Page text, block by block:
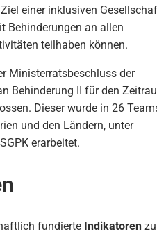
einer inklusiven
Behinderungen an allen
teilhaben können.
Ministerratsbeschluss der
Behinderung II für den
Dieser wurde in 26
und den Ländern, unter
erarbeitet.
fundierte Indikatoren